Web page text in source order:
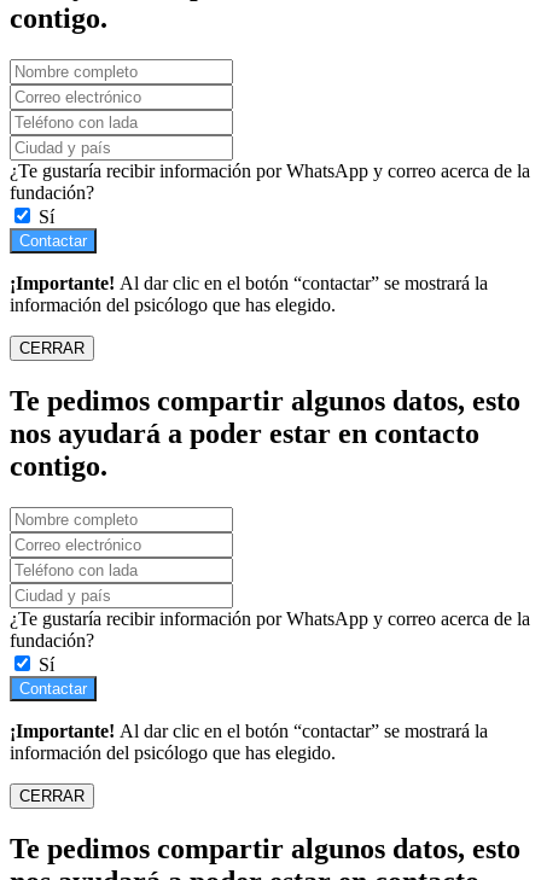
contigo.
¿Te gustaría recibir información por WhatsApp y correo acerca de la
fundación?
Sí
Contactar
¡Importante! Al dar clic en el botón “contactar” se mostrará la
información del psicólogo que has elegido.
CERRAR
Te pedimos compartir algunos datos, esto
nos ayudará a poder estar en contacto
contigo.
¿Te gustaría recibir información por WhatsApp y correo acerca de la
fundación?
Sí
Contactar
¡Importante! Al dar clic en el botón “contactar” se mostrará la
información del psicólogo que has elegido.
CERRAR
Te pedimos compartir algunos datos, esto